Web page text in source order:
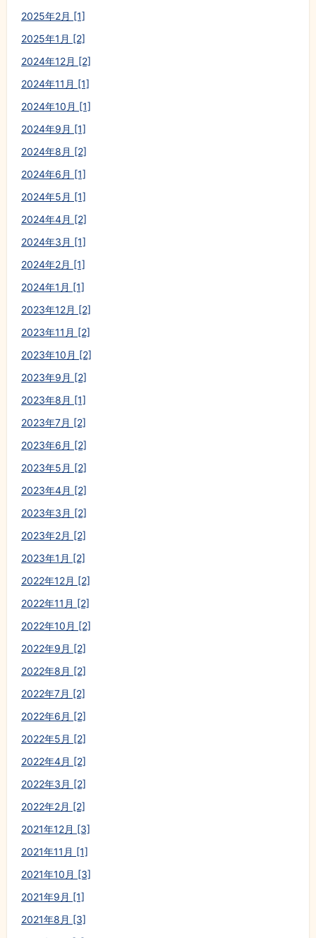
2025年2月 [1]
2025年1月 [2]
2024年12月 [2]
2024年11月 [1]
2024年10月 [1]
2024年9月 [1]
2024年8月 [2]
2024年6月 [1]
2024年5月 [1]
2024年4月 [2]
2024年3月 [1]
2024年2月 [1]
2024年1月 [1]
2023年12月 [2]
2023年11月 [2]
2023年10月 [2]
2023年9月 [2]
2023年8月 [1]
2023年7月 [2]
2023年6月 [2]
2023年5月 [2]
2023年4月 [2]
2023年3月 [2]
2023年2月 [2]
2023年1月 [2]
2022年12月 [2]
2022年11月 [2]
2022年10月 [2]
2022年9月 [2]
2022年8月 [2]
2022年7月 [2]
2022年6月 [2]
2022年5月 [2]
2022年4月 [2]
2022年3月 [2]
2022年2月 [2]
2021年12月 [3]
2021年11月 [1]
2021年10月 [3]
2021年9月 [1]
2021年8月 [3]